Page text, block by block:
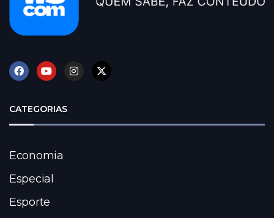
CATEGORIAS
Economia
Especial
Esporte